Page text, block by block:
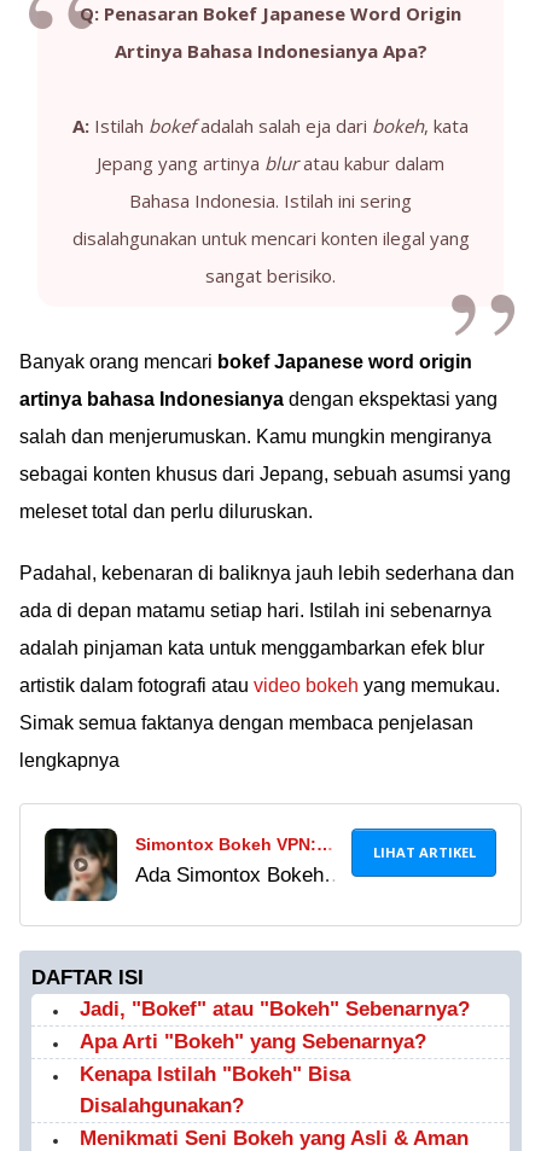
Q: Penasaran Bokef Japanese Word Origin
Artinya Bahasa Indonesianya Apa?
A: Istilah bokefadalah salah eja dari bokeh, kata
Jepang yang artinya bluratau kabur dalam
Bahasa Indonesia. Istilah ini sering
disalahgunakan untuk mencari konten ilegal yang
sangat berisiko.
Banyak orang mencari bokef Japanese word origin
artinya bahasa Indonesianya dengan ekspektasi yang
salah dan menjerumuskan. Kamu mungkin mengiranya
sebagai konten khusus dari Jepang, sebuah asumsi yang
meleset total dan perlu diluruskan.
Padahal, kebenaran di baliknya jauh lebih sederhana dan
ada di depan matamu setiap hari. Istilah ini sebenarnya
adalah pinjaman kata untuk menggambarkan efek blur
artistik dalam fotografi atau video bokeh yang memukau.
Simak semua faktanya dengan membaca penjelasan
lengkapnya
Simontox Bokeh VPN:
Aplikasi Resmi Di Play
Ada Simontox Bokeh
ilegalnya. Apa
bedanya? Jaka
jelaskan tuntas, dari
review aplikasi resmi
sampai bahaya APK
ilegalnya!
LIHAT ARTIKEL
DAFTAR ISI
Jadi, "Bokef" atau "Bokeh" Sebenarnya?
Apa Arti "Bokeh" yang Sebenarnya?
Kenapa Istilah "Bokeh" Bisa
Disalahgunakan?
Menikmati Seni Bokeh yang Asli & Aman